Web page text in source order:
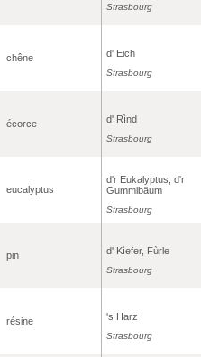
Strasbourg
chêne d' Eich
Strasbourg
écorce d' Rìnd
Strasbourg
eucalyptus
d'r Eukalyptus, d'r
Gummibäum
Strasbourg
pin d' Kìefer, Fùrle
Strasbourg
résine 's Harz
Strasbourg